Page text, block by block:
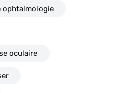
ophtalmologie
oculaire